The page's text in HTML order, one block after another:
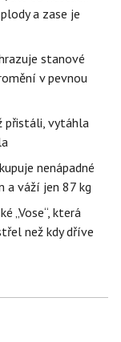
a zase je
stanové
v pevnou
přistáli, vytáhla
nenápadné
a váží jen 87 kg
„Vose“, která
než kdy dříve